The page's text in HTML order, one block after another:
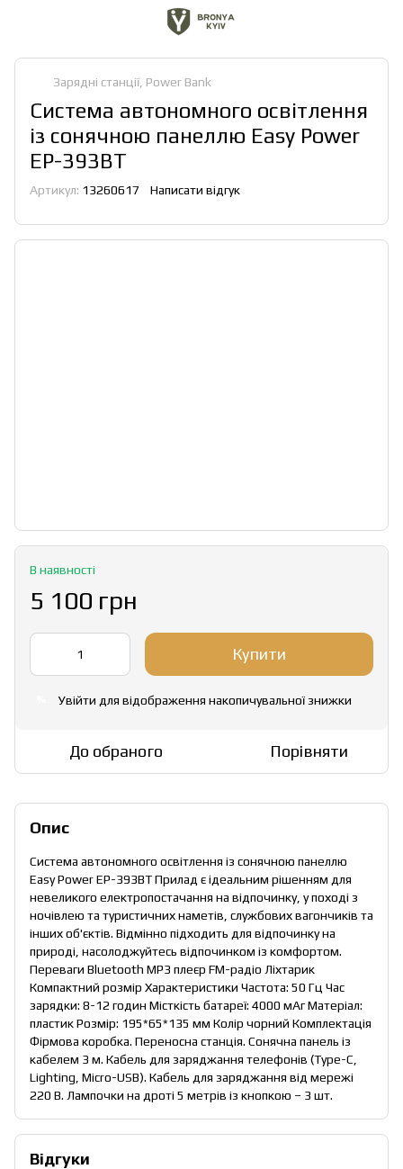
Зарядні станції, Power Bank
Система автономного освітлення
із сонячною панеллю Easy Power
EP-393BT
Артикул: 13260617 Написати відгук
В наявності
5 100 грн
Купити
Увійти для відображення накопичувальної знижки
До обраного Порівняти
Опис
Система автономного освітлення із сонячною панеллю
Easy Power EP-393BT Прилад є ідеальним рішенням для
невеликого електропостачання на відпочинку, у поході з
ночівлею та туристичних наметів, службових вагончиків та
інших об'єктів. Відмінно підходить для відпочинку на
природі, насолоджуйтесь відпочинком із комфортом.
Переваги Bluetooth MP3 плеєр FM-радіо Ліхтарик
Компактний розмір Характеристики Частота: 50 Гц Час
зарядки: 8-12 годин Місткість батареї: 4000 мАг Матеріал:
пластик Розмір: 195*65*135 мм Колір чорний Комплектація
Фірмова коробка. Переносна станція. Сонячна панель із
кабелем 3 м. Кабель для заряджання телефонів (Type-C,
Lighting, Micro-USB). Кабель для заряджання від мережі
220 В. Лампочки на дроті 5 метрів із кнопкою – 3 шт.
Відгуки